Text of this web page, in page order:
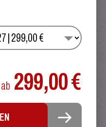
Wilder Käser
Käsesorten
ab 299,00 €